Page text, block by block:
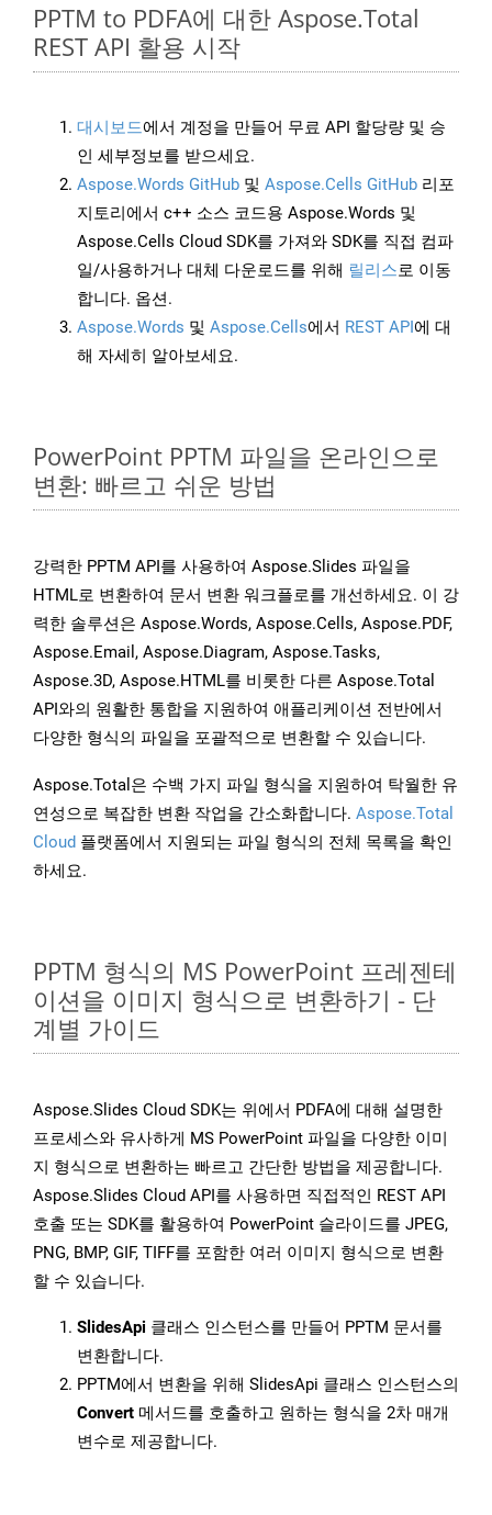
PPTM to PDFA에 대한 Aspose.Total
REST API 활용 시작
대시보드에서 계정을 만들어 무료 API 할당량 및 승
인 세부정보를 받으세요.
Aspose.Words GitHub 및 Aspose.Cells GitHub 리포
지토리에서 c++ 소스 코드용 Aspose.Words 및
Aspose.Cells Cloud SDK를 가져와 SDK를 직접 컴파
일/사용하거나 대체 다운로드를 위해 릴리스로 이동
합니다. 옵션.
Aspose.Words 및 Aspose.Cells에서 REST API에 대
해 자세히 알아보세요.
PowerPoint PPTM 파일을 온라인으로
변환: 빠르고 쉬운 방법
강력한 PPTM API를 사용하여 Aspose.Slides 파일을
HTML로 변환하여 문서 변환 워크플로를 개선하세요. 이 강
력한 솔루션은 Aspose.Words, Aspose.Cells, Aspose.PDF,
Aspose.Email, Aspose.Diagram, Aspose.Tasks,
Aspose.3D, Aspose.HTML를 비롯한 다른 Aspose.Total
API와의 원활한 통합을 지원하여 애플리케이션 전반에서
다양한 형식의 파일을 포괄적으로 변환할 수 있습니다.
Aspose.Total은 수백 가지 파일 형식을 지원하여 탁월한 유
연성으로 복잡한 변환 작업을 간소화합니다. Aspose.Total
Cloud 플랫폼에서 지원되는 파일 형식의 전체 목록을 확인
하세요.
PPTM 형식의 MS PowerPoint 프레젠테
이션을 이미지 형식으로 변환하기 - 단
계별 가이드
Aspose.Slides Cloud SDK는 위에서 PDFA에 대해 설명한
프로세스와 유사하게 MS PowerPoint 파일을 다양한 이미
지 형식으로 변환하는 빠르고 간단한 방법을 제공합니다.
Aspose.Slides Cloud API를 사용하면 직접적인 REST API
호출 또는 SDK를 활용하여 PowerPoint 슬라이드를 JPEG,
PNG, BMP, GIF, TIFF를 포함한 여러 이미지 형식으로 변환
할 수 있습니다.
SlidesApi 클래스 인스턴스를 만들어 PPTM 문서를
변환합니다.
PPTM에서 변환을 위해 SlidesApi 클래스 인스턴스의
Convert 메서드를 호출하고 원하는 형식을 2차 매개
변수로 제공합니다.